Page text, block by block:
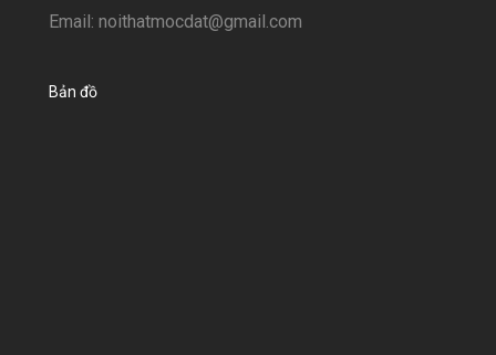
Email: noithatmocdat@gmail.com
Bản đồ